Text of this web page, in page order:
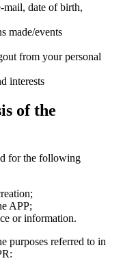
mail, date of birth,
made/events
from your personal
interests
of the
for the following
APP;
or information.
purposes referred to in